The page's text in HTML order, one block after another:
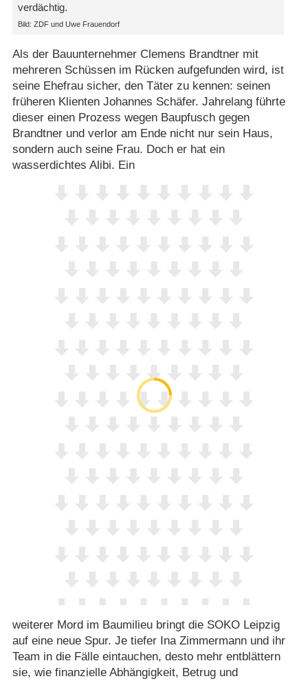
verdächtig.
Bild: ZDF und Uwe Frauendorf
Als der Bauunternehmer Clemens Brandtner mit
mehreren Schüssen im Rücken aufgefunden wird, ist
seine Ehefrau sicher, den Täter zu kennen: seinen
früheren Klienten Johannes Schäfer. Jahrelang führte
dieser einen Prozess wegen Baupfusch gegen
Brandtner und verlor am Ende nicht nur sein Haus,
sondern auch seine Frau. Doch er hat ein
wasserdichtes Alibi. Ein
weiterer Mord im Baumilieu bringt die SOKO Leipzig
auf eine neue Spur. Je tiefer Ina Zimmermann und ihr
Team in die Fälle eintauchen, desto mehr entblättern
sie, wie finanzielle Abhängigkeit, Betrug und